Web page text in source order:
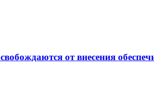
от внесения